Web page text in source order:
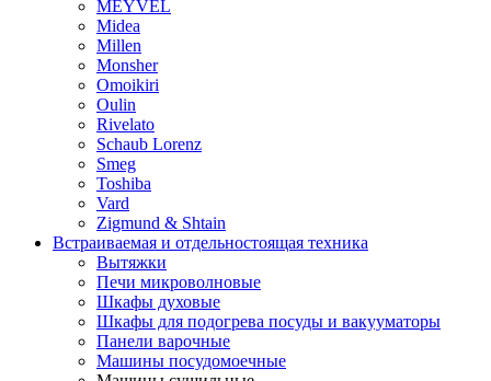
MEYVEL
Midea
Millen
Monsher
Omoikiri
Oulin
Rivelato
Schaub Lorenz
Smeg
Toshiba
Vard
Zigmund & Shtain
Встраиваемая и отдельностоящая техника
Вытяжки
Печи микроволновые
Шкафы духовые
Шкафы для подогрева посуды и вакууматоры
Панели варочные
Машины посудомоечные